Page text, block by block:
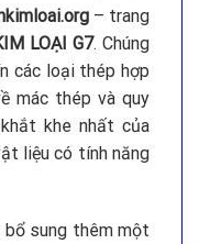
– trang
LOẠI G7. Chúng
các loại thép hợp
mác thép và quy
khe nhất của
liệu có tính năng
sung thêm một